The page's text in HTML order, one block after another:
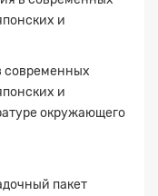
и
современных
и
окружающего
пакет